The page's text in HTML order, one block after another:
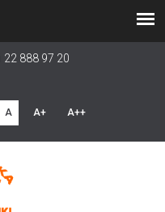
22 888 97 20
A A+ A++